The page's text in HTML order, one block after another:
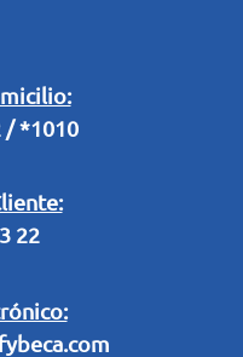
/ *1010
22
de fútbol "Tu ídolo"